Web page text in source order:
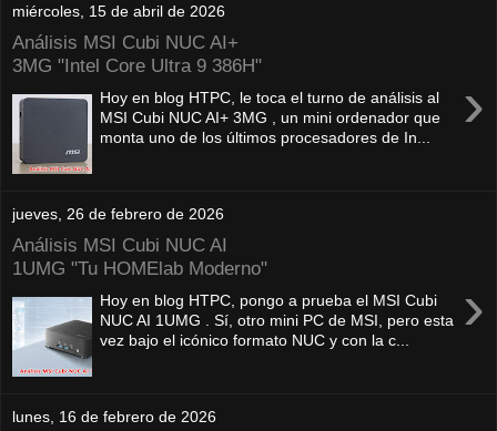
miércoles, 15 de abril de 2026
Análisis MSI Cubi NUC AI+
3MG "Intel Core Ultra 9 386H"
›
Hoy en blog HTPC, le toca el turno de análisis al
MSI Cubi NUC AI+ 3MG , un mini ordenador que
monta uno de los últimos procesadores de In...
jueves, 26 de febrero de 2026
Análisis MSI Cubi NUC AI
1UMG "Tu HOMElab Moderno"
›
Hoy en blog HTPC, pongo a prueba el MSI Cubi
NUC AI 1UMG . Sí, otro mini PC de MSI, pero esta
vez bajo el icónico formato NUC y con la c...
lunes, 16 de febrero de 2026